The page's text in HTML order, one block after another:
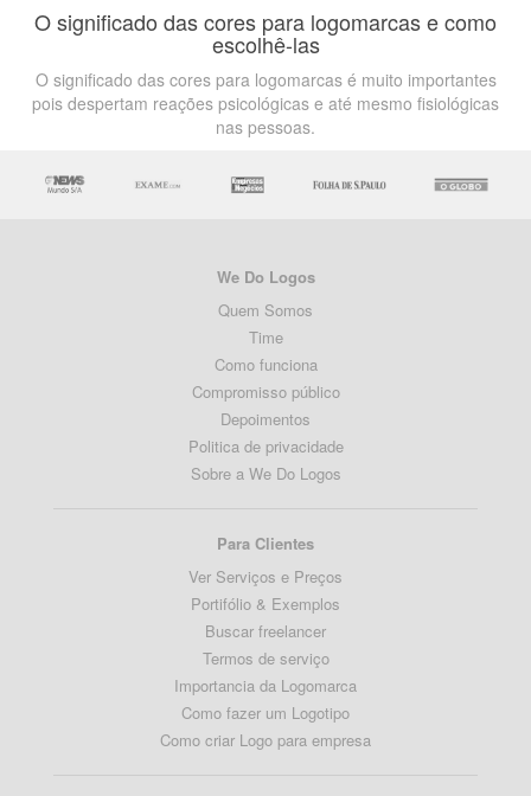
O significado das cores para logomarcas e como
escolhê-las
O significado das cores para logomarcas é muito importantes
pois despertam reações psicológicas e até mesmo fisiológicas
nas pessoas.
We Do Logos
Quem Somos
Time
Como funciona
Compromisso público
Depoimentos
Politica de privacidade
Sobre a We Do Logos
Para Clientes
Ver Serviços e Preços
Portifólio & Exemplos
Buscar freelancer
Termos de serviço
Importancia da Logomarca
Como fazer um Logotipo
Como criar Logo para empresa